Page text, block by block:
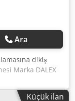
Ara
dikiş
Marka DALEX
görev
devre akımı: 23
Küçük ilan